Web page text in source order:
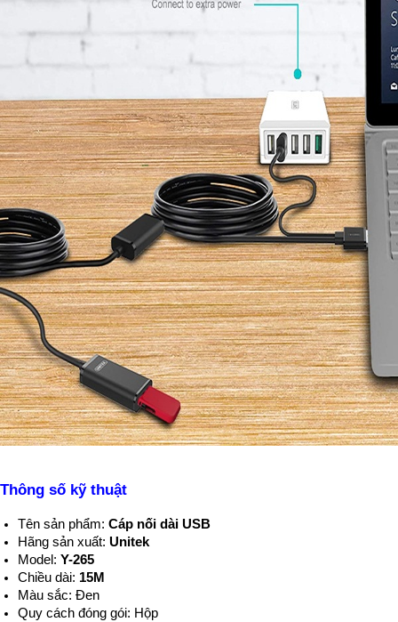
Thông số kỹ thuật
Tên sản phẩm: Cáp nối dài USB
Hãng sản xuất: Unitek
Model: Y-265
Chiều dài: 15M
Màu sắc: Đen
Quy cách đóng gói: Hộp